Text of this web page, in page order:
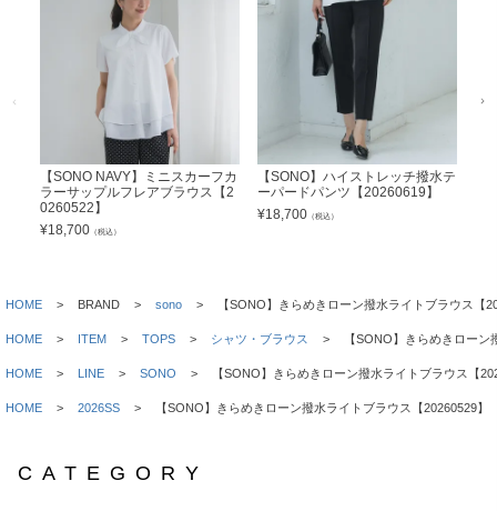
【SONO NAVY】ミニスカーフカ
ラーサップルフレアブラウス【2
0260522】
¥18,700 （税込）
【SONO】ハイストレッチ撥水テ
ーパードパンツ【20260619】
¥18,700 （税込）
HOME BRAND sono 【SONO】きらめきローン撥水ライトブラウス【
HOME ITEM TOPS シャツ・ブラウス 【SONO】きらめきロー
HOME LINE SONO 【SONO】きらめきローン撥水ライトブラウス【
HOME 2026SS 【SONO】きらめきローン撥水ライトブラウス【20260529】
CATEGORY